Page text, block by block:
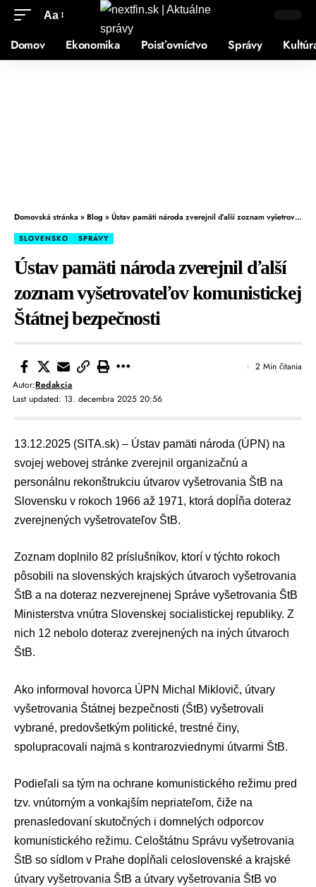
Aa
Domov Ekonomika Poisťovníctvo Správy
Domovská stránka»Blog »Ústav pamäti národa zverejnil ďalší zoznam vyšetrovateľov komunistickej Štátnej bezpečnosti
SLOVENSKO SPRÁVY
Ústav pamäti národa zverejnil ďalší
zoznam vyšetrovateľov komunistickej
Štátnej bezpečnosti
Last updated: 13. decembra 2025 20:56
Autor:Redakcia
2 Min čitania
13.12.2025 (SITA.sk) – Ústav pamäti národa (ÚPN) na
svojej webovej stránke zverejnil organizačnú a
personálnu rekonštrukciu útvarov vyšetrovania ŠtB na
Slovensku v rokoch 1966 až 1971, ktorá dopĺňa doteraz
zverejnených vyšetrovateľov ŠtB.
Zoznam doplnilo 82 príslušníkov, ktorí v týchto rokoch
pôsobili na slovenských krajských útvaroch vyšetrovania
ŠtB a na doteraz nezverejnenej Správe vyšetrovania ŠtB
Ministerstva vnútra Slovenskej socialistickej republiky. Z
nich 12 nebolo doteraz zverejnených na iných útvaroch
ŠtB.
Ako informoval hovorca ÚPN Michal Miklovič, útvary
vyšetrovania Štátnej bezpečnosti (ŠtB) vyšetrovali
vybrané, predovšetkým politické, trestné činy,
spolupracovali najmä s kontrarozviednymi útvarmi ŠtB.
Podieľali sa tým na ochrane komunistického režimu pred
tzv. vnútorným a vonkajším nepriateľom, čiže na
prenasledovaní skutočných i domnelých odporcov
komunistického režimu. Celoštátnu Správu vyšetrovania
ŠtB so sídlom v Prahe dopĺňali celoslovenské a krajské
útvary vyšetrovania ŠtB a útvary vyšetrovania ŠtB vo